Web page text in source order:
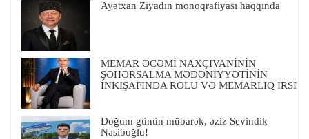
Ayətxan Ziyadın monoqrafiyası haqqında
MEMAR ƏCƏMİ NAXÇIVANİNİN
ŞƏHƏRSALMA MƏDƏNİYYƏTİNİN
İNKIŞAFINDA ROLU VƏ MEMARLIQ İRSİ
Doğum günün mübarək, əziz Sevindik
Nəsiboğlu!